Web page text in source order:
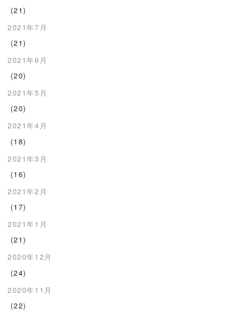
(21)
2021年7月
(21)
2021年6月
(20)
2021年5月
(20)
2021年4月
(18)
2021年3月
(16)
2021年2月
(17)
2021年1月
(21)
2020年12月
(24)
2020年11月
(22)